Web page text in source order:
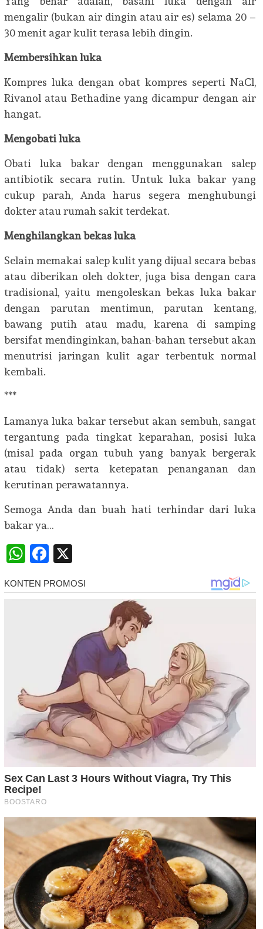
mengalir (bukan air dingin atau air es) selama 20 –
30 menit agar kulit terasa lebih dingin.
Membersihkan luka
Kompres luka dengan obat kompres seperti NaCl,
Rivanol atau Bethadine yang dicampur dengan air
hangat.
Mengobati luka
Obati luka bakar dengan menggunakan salep
antibiotik secara rutin. Untuk luka bakar yang
cukup parah, Anda harus segera menghubungi
dokter atau rumah sakit terdekat.
Menghilangkan bekas luka
Selain memakai salep kulit yang dijual secara bebas
atau diberikan oleh dokter, juga bisa dengan cara
tradisional, yaitu mengoleskan bekas luka bakar
dengan parutan mentimun, parutan kentang,
bawang putih atau madu, karena di samping
bersifat mendinginkan, bahan-bahan tersebut akan
menutrisi jaringan kulit agar terbentuk normal
kembali.
***
Lamanya luka bakar tersebut akan sembuh, sangat
tergantung pada tingkat keparahan, posisi luka
(misal pada organ tubuh yang banyak bergerak
atau tidak) serta ketepatan penanganan dan
kerutinan perawatannya.
Semoga Anda dan buah hati terhindar dari luka
bakar ya…
WhatsApp
Facebook